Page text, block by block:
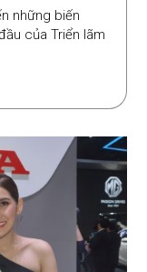
những biến
của Triển lãm